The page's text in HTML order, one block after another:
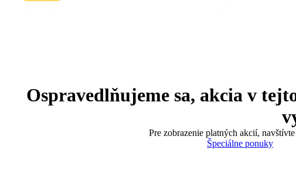
Ospravedlňujeme sa, akcia v
Pre zobrazenie platných akcií,
Špeciálne ponuky